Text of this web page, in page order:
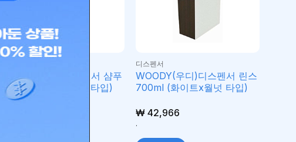
WOODY(우디)디스펜서 샴푸
700ml (화이트x월넛 타입)
디스펜서
WOODY(우디)디스펜서 린스
700ml (화이트x월넛 타입)
₩ 42,966
.